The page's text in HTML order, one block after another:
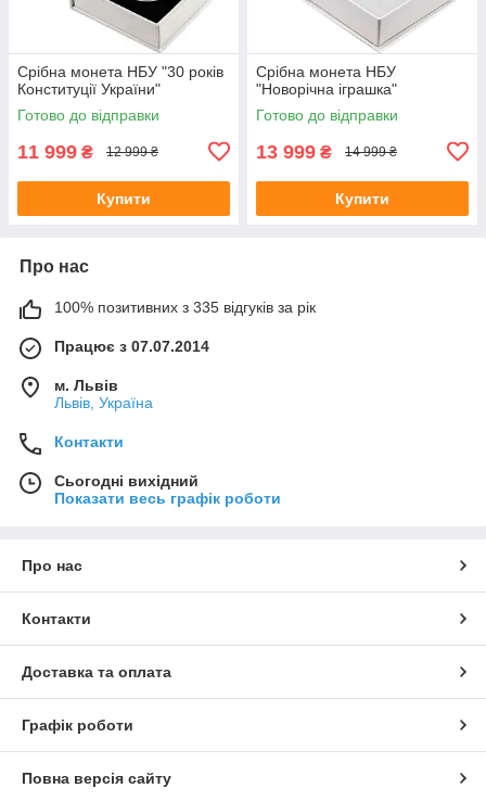
Срібна монета НБУ "30 років
Конституції України"
Готово до відправки
11 999 ₴ 12 999 ₴
Купити
Срібна монета НБУ
"Новорічна іграшка"
Готово до відправки
13 999 ₴ 14 999 ₴
Купити
Про нас
100% позитивних з 335 відгуків за рік
Працює з 07.07.2014
м. Львів
Львів, Україна
Контакти
Сьогодні вихідний
Показати весь графік роботи
Про нас
Контакти
Доставка та оплата
Графік роботи
Повна версія сайту